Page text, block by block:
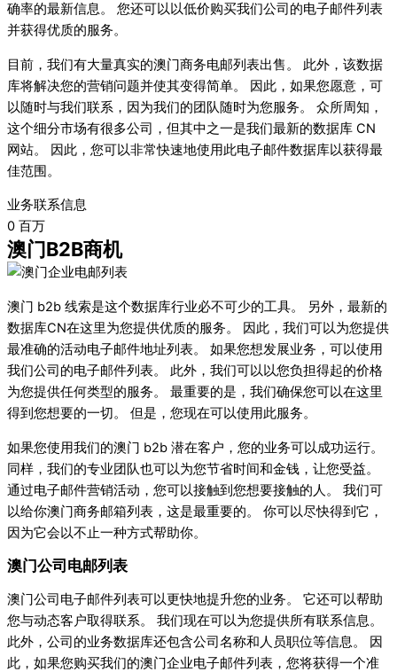
确率的最新信息。 您还可以以低价购买我们公司的电子邮件列表
并获得优质的服务。
目前，我们有大量真实的澳门商务电邮列表出售。 此外，该数据
库将解决您的营销问题并使其变得简单。 因此，如果您愿意，可
以随时与我们联系，因为我们的团队随时为您服务。 众所周知，
这个细分市场有很多公司，但其中之一是我们最新的数据库 CN
网站。 因此，您可以非常快速地使用此电子邮件数据库以获得最
佳范围。
业务联系信息
0 百万
澳门B2B商机
澳门 b2b 线索是这个数据库行业必不可少的工具。 另外，最新的
数据库CN在这里为您提供优质的服务。 因此，我们可以为您提供
最准确的活动电子邮件地址列表。 如果您想发展业务，可以使用
我们公司的电子邮件列表。 此外，我们可以以您负担得起的价格
为您提供任何类型的服务。 最重要的是，我们确保您可以在这里
得到您想要的一切。 但是，您现在可以使用此服务。
如果您使用我们的澳门 b2b 潜在客户，您的业务可以成功运行。
同样，我们的专业团队也可以为您节省时间和金钱，让您受益。
通过电子邮件营销活动，您可以接触到您想要接触的人。 我们可
以给你澳门商务邮箱列表，这是最重要的。 你可以尽快得到它，
因为它会以不止一种方式帮助你。
澳门公司电邮列表
澳门公司电子邮件列表可以更快地提升您的业务。 它还可以帮助
您与动态客户取得联系。 我们现在可以为您提供所有联系信息。
此外，公司的业务数据库还包含公司名称和人员职位等信息。 因
此，如果您购买我们的澳门企业电子邮件列表，您将获得一个准